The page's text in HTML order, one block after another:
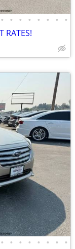
• • • • • • • •
RATES!
• • • • • • • •